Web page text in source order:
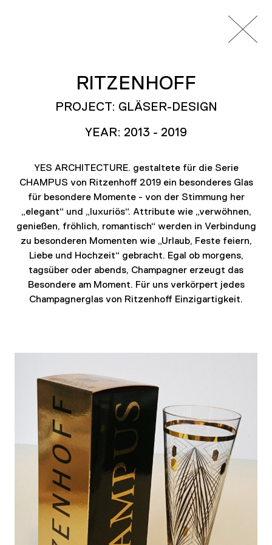
RITZENHOFF
PROJECT: GLÄSER-DESIGN
YEAR: 2013 - 2019
YES ARCHITECTURE. gestaltete für die Serie
CHAMPUS von Ritzenhoff 2019 ein besonderes Glas
für besondere Momente - von der Stimmung her
„elegant“ und „luxuriös“. Attribute wie „verwöhnen,
genießen, fröhlich, romantisch“ werden in Verbindung
zu besonderen Momenten wie „Urlaub, Feste feiern,
Liebe und Hochzeit“ gebracht. Egal ob morgens,
tagsüber oder abends, Champagner erzeugt das
Besondere am Moment. Für uns verkörpert jedes
Champagnerglas von Ritzenhoff Einzigartigkeit.
PROJECTS
PRODUCTS_CI
Produkte, Prototypen, Konzepte,
Drucksachen und Webdesign.
WALLWASH
RITZENHOFF